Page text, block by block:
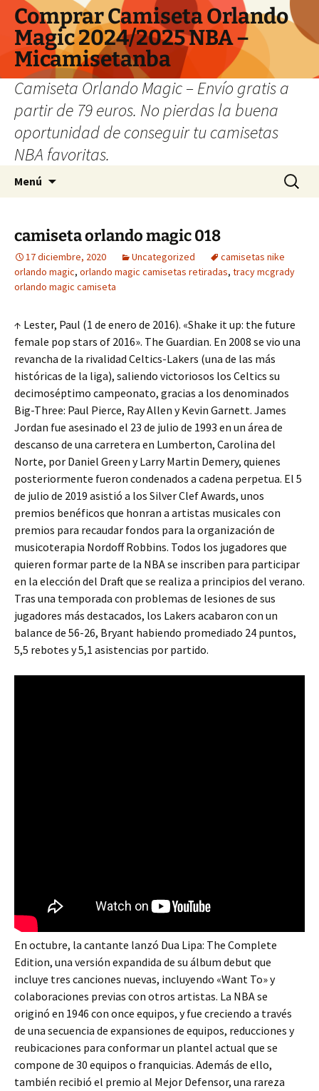
Comprar Camiseta Orlando
Magic 2024/2025 NBA –
Micamisetanba
Camiseta Orlando Magic – Envío gratis a
partir de 79 euros. No pierdas la buena
oportunidad de conseguir tu camisetas
NBA favoritas.
Menú Buscar:
camiseta orlando magic 018
17 diciembre, 2020 Uncategorized
camisetas nike
orlando magic, orlando magic camisetas retiradas, tracy mcgrady
orlando magic camiseta
↑ Lester, Paul (1 de enero de 2016). «Shake it up: the future
female pop stars of 2016». The Guardian. En 2008 se vio una
revancha de la rivalidad Celtics-Lakers (una de las más
históricas de la liga), saliendo victoriosos los Celtics su
decimoséptimo campeonato, gracias a los denominados
Big-Three: Paul Pierce, Ray Allen y Kevin Garnett. James
Jordan fue asesinado el 23 de julio de 1993 en un área de
descanso de una carretera en Lumberton, Carolina del
Norte, por Daniel Green y Larry Martin Demery, quienes
posteriormente fueron condenados a cadena perpetua. El 5
de julio de 2019 asistió a los Silver Clef Awards, unos
premios benéficos que honran a artistas musicales con
premios para recaudar fondos para la organización de
musicoterapia Nordoff Robbins. Todos los jugadores que
quieren formar parte de la NBA se inscriben para participar
en la elección del Draft que se realiza a principios del verano.
Tras una temporada con problemas de lesiones de sus
jugadores más destacados, los Lakers acabaron con un
balance de 56-26, Bryant habiendo promediado 24 puntos,
5,5 rebotes y 5,1 asistencias por partido.
En octubre, la cantante lanzó Dua Lipa: The Complete
Edition, una versión expandida de su álbum debut que
incluye tres canciones nuevas, incluyendo «Want To» y
colaboraciones previas con otros artistas. La NBA se
originó en 1946 con once equipos, y fue creciendo a través
de una secuencia de expansiones de equipos, reducciones y
reubicaciones para conformar un plantel actual que se
compone de 30 equipos o franquicias. Además de ello,
también recibió el premio al Mejor Defensor, una rareza